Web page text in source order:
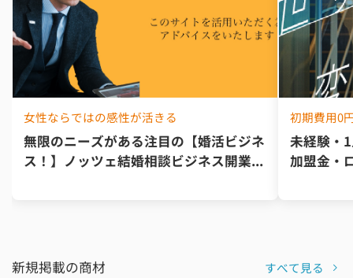
女性ならではの感性が活きる
無限のニーズがある注目の【婚活ビジネ
ス！】ノッツェ結婚相談ビジネス開業...
初期費用0
未経験・
加盟金・
新規掲載の商材 すべて見る